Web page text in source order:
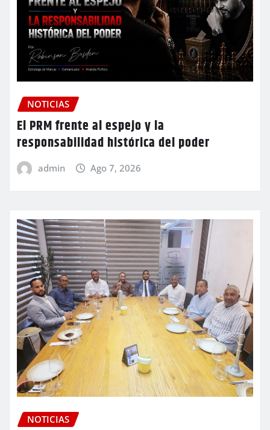
NOTICIAS
El PRM frente al espejo y la
responsabilidad histórica del poder
admin Ago 7, 2026
NOTICIAS